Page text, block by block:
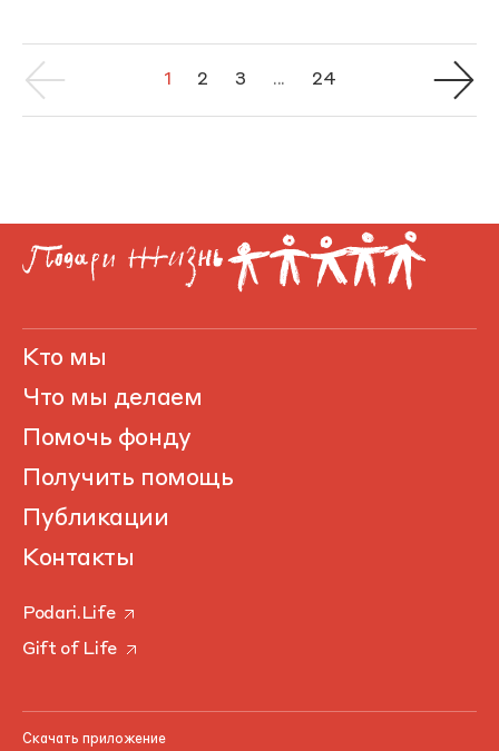
1 2 3 ... 24
Кто мы
Что мы делаем
Помочь фонду
Получить помощь
Публикации
Контакты
Podari.Life
Gift of Life
Скачать приложение